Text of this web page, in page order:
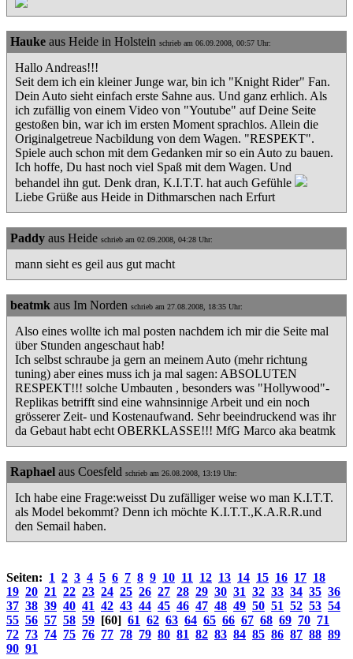
Hauke aus Heide in Holstein schrieb am 06.09.2008, 00:57 Uhr:
Hallo Andreas!!!
Seit dem ich ein kleiner Junge war, bin ich "Knight Rider" Fan.
Dein Auto sieht einfach erste Sahne aus. Und ganz erhlich. Als
ich zufällig von einem Video von "Youtube" auf Deine Seite
gestoßen bin, war ich im ersten Moment sprachlos. Allein die
Originalgetreue Nacbildung von dem Wagen. "RESPEKT".
Spiele auch schon mit dem Gedanken mir so ein Auto zu bauen.
Ich hoffe, Du hast noch viel Spaß mit dem Wagen. Und
behandel ihn gut. Denk dran, K.I.T.T. hat auch Gefühle
Liebe Grüße aus Heide in Dithmarschen nach Erfurt
Paddy aus Heide schrieb am 02.09.2008, 04:28 Uhr:
mann sieht es geil aus gut macht
beatmk aus Im Norden schrieb am 27.08.2008, 18:35 Uhr:
Also eines wollte ich mal posten nachdem ich mir die Seite mal
über Stunden angeschaut hab!
Ich selbst schraube ja gern an meinem Auto (mehr richtung
tuning) aber eines muss ich ja mal sagen: ABSOLUTEN
RESPEKT!!! solche Umbauten , besonders was "Hollywood"-
Replikas betrifft sind eine wahnsinnige Arbeit und ein noch
grösserer Zeit- und Kostenaufwand. Sehr beeindruckend was ihr
da Gebaut habt echt OBERKLASSE!!! MfG Marco aka beatmk
Raphael aus Coesfeld schrieb am 26.08.2008, 13:19 Uhr:
Ich habe eine Frage:weisst Du zufälliger weise wo man K.I.T.T.
als Model bekommt? Denn ich möchte K.I.T.T.,K.A.R.R.und
den Semail haben.
Seiten: 1 2 3 4 5 6 7 8 9 10 11 12 13 14 15 16 17 18
19 20 21 22 23 24 25 26 27 28 29 30 31 32 33 34 35 36
37 38 39 40 41 42 43 44 45 46 47 48 49 50 51 52 53 54
55 56 57 58 59 [60] 61 62 63 64 65 66 67 68 69 70 71
72 73 74 75 76 77 78 79 80 81 82 83 84 85 86 87 88 89
90 91